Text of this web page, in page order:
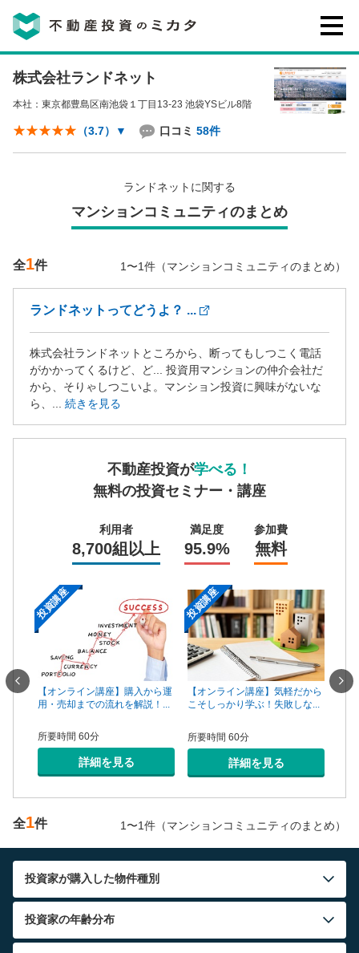
不動産投資のミカタとは
講座・セミナー
不動産投資会社の評判・口コミ
お客様の声
ご質問・ご予約 0120-146-460
営業時間：10:00〜19:00(土日祝も営業中) 定休日：水
電話する
株式会社ランドネット
本社：東京都豊島区南池袋１丁目13-23 池袋YSビル8階
（3.7） ▼ 口コミ 58件
ランドネットに関する
マンションコミュニティのまとめ
全1件 1〜1件（マンションコミュニティのまとめ）
ランドネットってどうよ？ ...
株式会社ランドネットところから、断ってもしつこく電話
がかかってくるけど、ど... 投資用マンションの仲介会社だ
から、そりゃしつこいよ。マンション投資に興味がないな
ら、... 続きを見る
不動産投資が学べる！
無料の投資セミナー・講座
利用者
8,700組以上
満足度
95.9%
参加費
無料
手は
投資講座
【オンライン講座】購入から運
用・売却までの流れを解説！...
所要時間 60分
詳細を見る
投資講座
【オンライン講座】気軽だから
こそしっかり学ぶ！失敗しな...
所要時間 60分
詳細を見る
【オ
全1件 1〜1件（マンションコミュニティのまとめ）
投資家が購入した物件種別
投資家の年齢分布